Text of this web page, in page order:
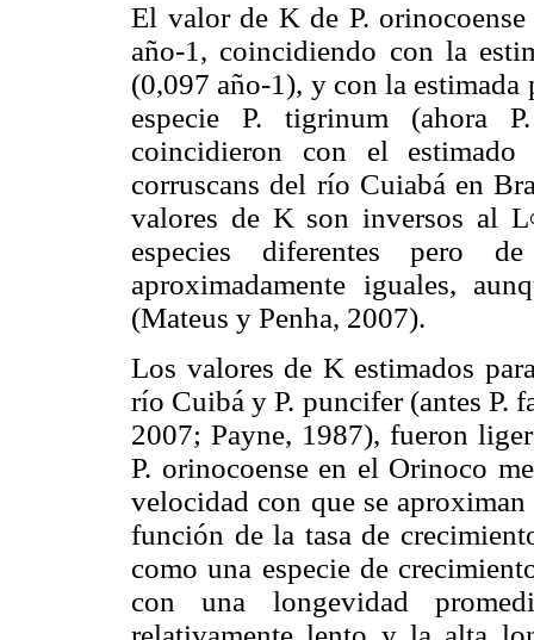
El valor de K de P.
año-1, coincidiendo con la
(0,097 año-1), y con la
especie P. tigrinum (ahora
coincidieron con el
corruscans del río Cuiabá en
valores de K son inversos al
especies diferentes pero
aproximadamente iguales,
(Mateus y Penha, 2007).
Los valores de K estimados
río Cuibá y P. puncifer (antes P.
2007; Payne, 1987), fueron
P. orinocoense en el Orinoco
velocidad con que se
función de la tasa de
como una especie de
con una longevidad